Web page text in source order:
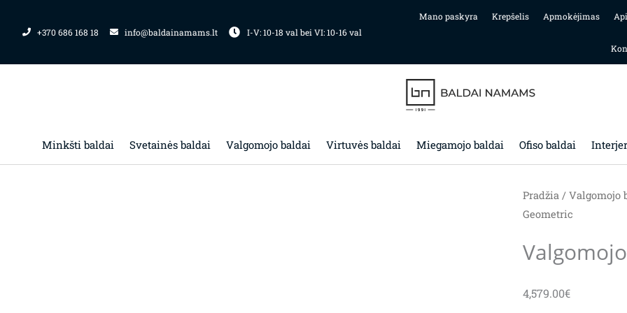
+370 686 168 18 info@baldainamams.lt I-V: 10-18 val bei VI: 10-16 val
Mano paskyra Krepšelis Apmokėjimas
Minkšti baldai Svetainės baldai Valgomojo baldai Virtuvės baldai Miegamojo baldai Ofiso baldai
Pradžia/ Valgomojo
Geometric
4,579.00€